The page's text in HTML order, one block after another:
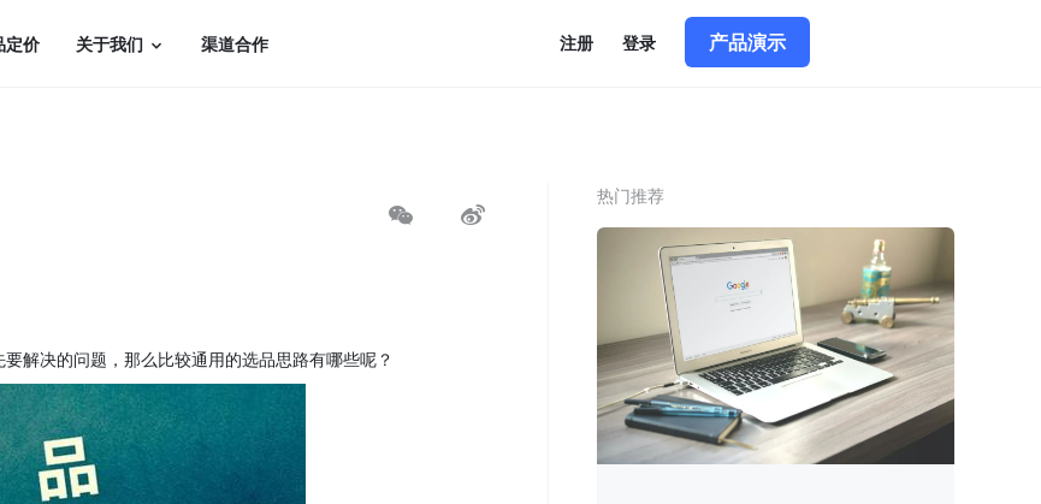
定价 关于我们 渠道合作 注册 登录 产品演示
要解决的问题，那么比较通用的选品思路有哪些呢？
热门推荐